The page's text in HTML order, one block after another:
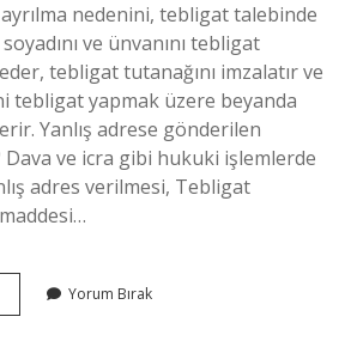
nedenini, tebligat talebinde
ve ünvanını tebligat
tebligat tutanağını imzalatır ve
tebligat yapmak üzere beyanda
Yanlış adrese gönderilen
ve icra gibi hukuki işlemlerde
adres verilmesi, Tebligat
Muhatabın Yorum Bırak